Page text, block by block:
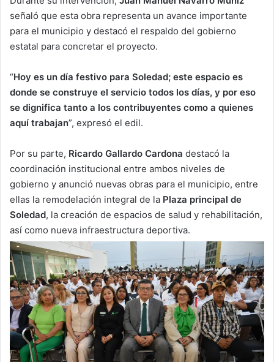
señaló que esta obra representa un avance importante
para el municipio y destacó el respaldo del gobierno
estatal para concretar el proyecto.
“Hoy es un día festivo para Soledad; este espacio es
donde se construye el servicio todos los días, y por eso
se dignifica tanto a los contribuyentes como a quienes
aquí trabajan”, expresó el edil.
Por su parte, Ricardo Gallardo Cardona destacó la
coordinación institucional entre ambos niveles de
gobierno y anunció nuevas obras para el municipio, entre
ellas la remodelación integral de la Plaza principal de
Soledad, la creación de espacios de salud y rehabilitación,
así como nueva infraestructura deportiva.